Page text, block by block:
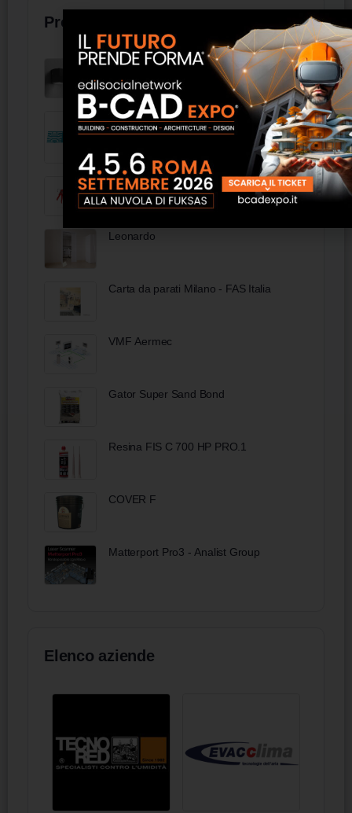
Prodotti
Parete Round-Square - Accademia
Bacchi
Isol Multiflex - IsolResine Edilizie
Leonardo
Carta da parati Milano - FAS Italia
VMF Aermec
Gator Super Sand Bond
Resina FIS C 700 HP PRO.1
COVER F
Matterport Pro3 - Analist Group
Elenco aziende